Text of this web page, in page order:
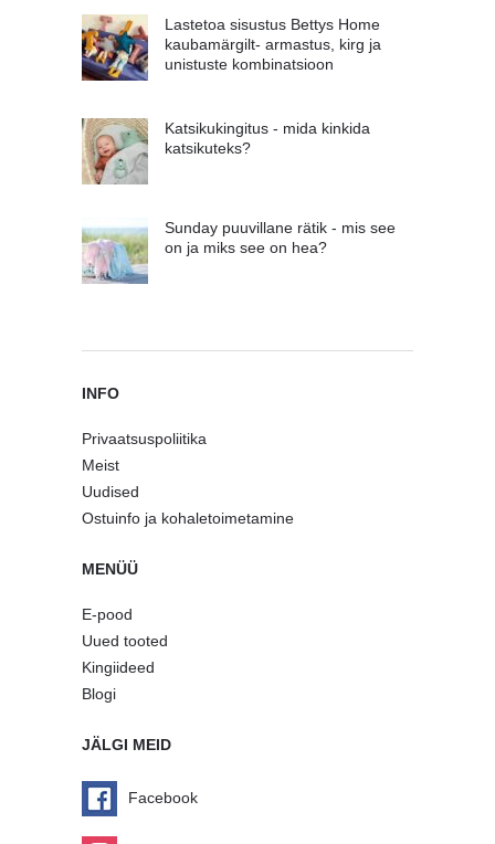
Lastetoa sisustus Bettys Home
kaubamärgilt- armastus, kirg ja
unistuste kombinatsioon
Katsikukingitus - mida kinkida
katsikuteks?
Sunday puuvillane rätik - mis see
on ja miks see on hea?
INFO
Privaatsuspoliitika
Meist
Uudised
Ostuinfo ja kohaletoimetamine
MENÜÜ
E-pood
Uued tooted
Kingiideed
Blogi
JÄLGI MEID
Facebook